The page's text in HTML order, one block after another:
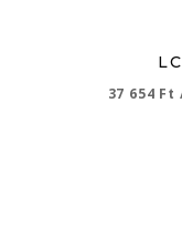
37 654 Ft